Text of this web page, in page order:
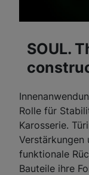
SOUL.
Rolle für
Karosserie.
funktionale
Bauteile ihre